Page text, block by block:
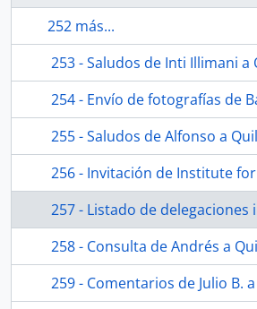
252 más...
253 - Saludos de Inti Illimani a
255 - Saludos de Alfonso a